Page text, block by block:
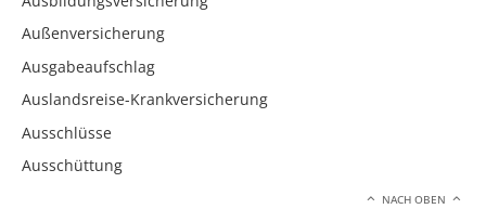
Außenversicherung
Ausgabeaufschlag
Auslandsreise-Krankversicherung
Ausschlüsse
Ausschüttung
NACH OBEN